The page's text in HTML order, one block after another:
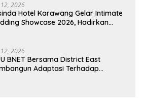
12, 2026
Hotel Karawang Gelar Intimate
Showcase 2026, Hadirkan
12, 2026
BNET Bersama District East
Adaptasi Terhadap